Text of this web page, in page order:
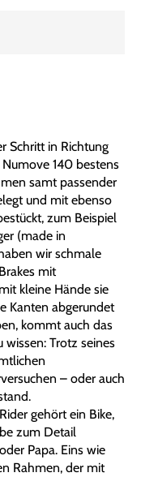
Schritt in Richtung
140 bestens
samt passender
und mit ebenso
zum Beispiel
(made in
wir schmale
mit
kleine Hände sie
Kanten abgerundet
kommt auch das
wissen: Trotz seines
– oder auch
gehört ein Bike,
zum Detail
Papa. Eins wie
Rahmen, der mit